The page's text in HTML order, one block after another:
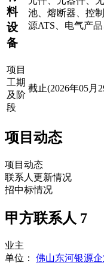
料
设
备
池、熔断器、控
源ATS、电气产
项目
工期
及阶
段
截止(2026年05月
项目动态
项目动态
联系人更新情况
招中标情况
甲方联系人 7
业主
单位： 佛山东河银源